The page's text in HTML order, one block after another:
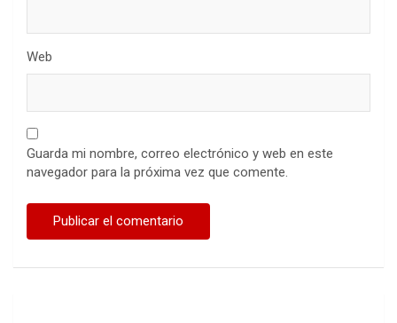
Web
Guarda mi nombre, correo electrónico y web en este
navegador para la próxima vez que comente.